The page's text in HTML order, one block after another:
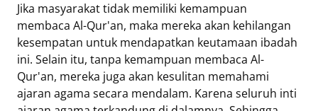
Jika masyarakat tidak memiliki kemampuan
membaca Al-Qur'an, maka mereka akan kehilangan
kesempatan untuk mendapatkan keutamaan ibadah
ini. Selain itu, tanpa kemampuan membaca Al-
Qur'an, mereka juga akan kesulitan memahami
ajaran agama secara mendalam. Karena seluruh inti